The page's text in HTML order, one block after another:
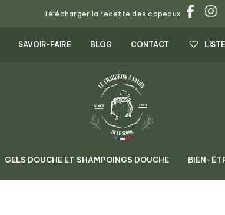
Télécharger la recette des copeaux
SAVOIR-FAIRE BLOG CONTACT
GELS DOUCHE ET SHAMPOINGS DOUCHE BIEN-